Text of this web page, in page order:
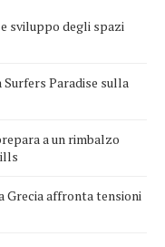
sviluppo degli spazi
Paradise sulla
a un rimbalzo
Grecia affronta tensioni